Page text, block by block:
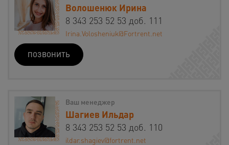
Волошенюк Ирина
8 343 253 52 53 доб. 111
Irina.Volosheniuk@Fortrent.net
ПОЗВОНИТЬ
Ваш менеджер
Шагиев Ильдар
8 343 253 52 53 доб. 110
ildar.shagiev@fortrent.net